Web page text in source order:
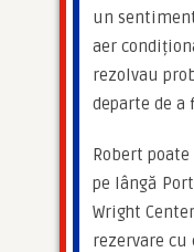
un
aer
rezolvau
departe de a
Robert
pe lângă
Wright
rezervare cu